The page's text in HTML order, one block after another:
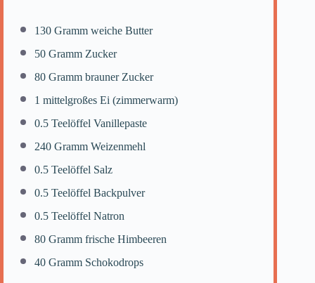
130 Gramm weiche Butter
50 Gramm Zucker
80 Gramm brauner Zucker
1 mittelgroßes Ei (zimmerwarm)
0.5 Teelöffel Vanillepaste
240 Gramm Weizenmehl
0.5 Teelöffel Salz
0.5 Teelöffel Backpulver
0.5 Teelöffel Natron
80 Gramm frische Himbeeren
40 Gramm Schokodrops